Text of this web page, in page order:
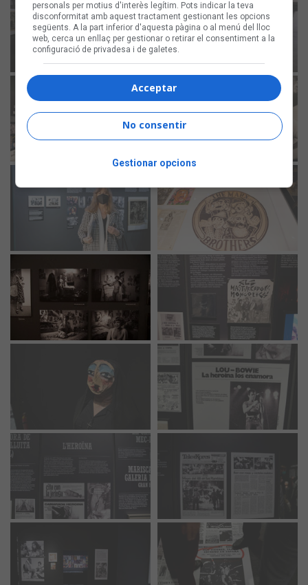
personals per motius d'interès legítim. Pots indicar la teva
disconformitat amb aquest tractament gestionant les opcions
següents. A la part inferior d'aquesta pàgina o al menú del lloc
web, cerca un enllaç per gestionar o retirar el consentiment a la
configuració de privadesa i de galetes.
Acceptar
No consentir
Gestionar opcions